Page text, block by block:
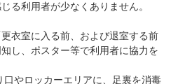
る利用者が少なくありません。
衣室に入る前、および退室する前
し、ポスター等で利用者に協力を
やロッカーエリアに、足裏を消毒